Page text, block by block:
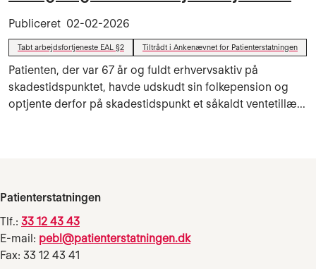
Publiceret 02-02-2026
Tabt arbejdsfortjeneste EAL §2 Tiltrådt i Ankenævnet for Patienterstatningen
Patienten, der var 67 år og fuldt erhvervsaktiv på
skadestidspunktet, havde udskudt sin folkepension og
optjente derfor på skadestidspunkt et såkaldt ventetillæ...
Patienterstatningen
Tlf.: 33 12 43 43
E-mail: pebl@patienterstatningen.dk
Fax: 33 12 43 41